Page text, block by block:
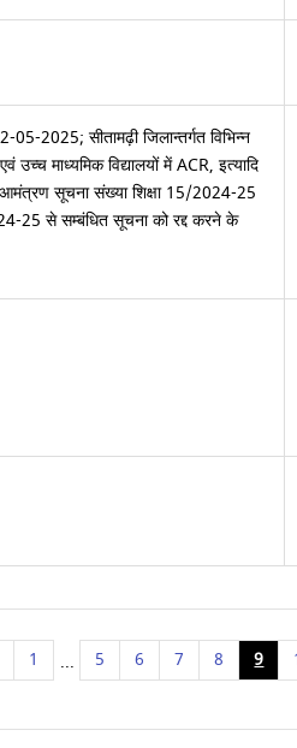
2025; सीतामढ़ी जिलान्तर्गत विभिन्न
उच्च माध्यमिक विद्यालयों में ACR, इत्यादि
आमंत्रण सूचना संख्या शिक्षा 15/2024-25
25 से सम्बंधित सूचना को रद्द करने के
1 ... 5 6 7 8 9